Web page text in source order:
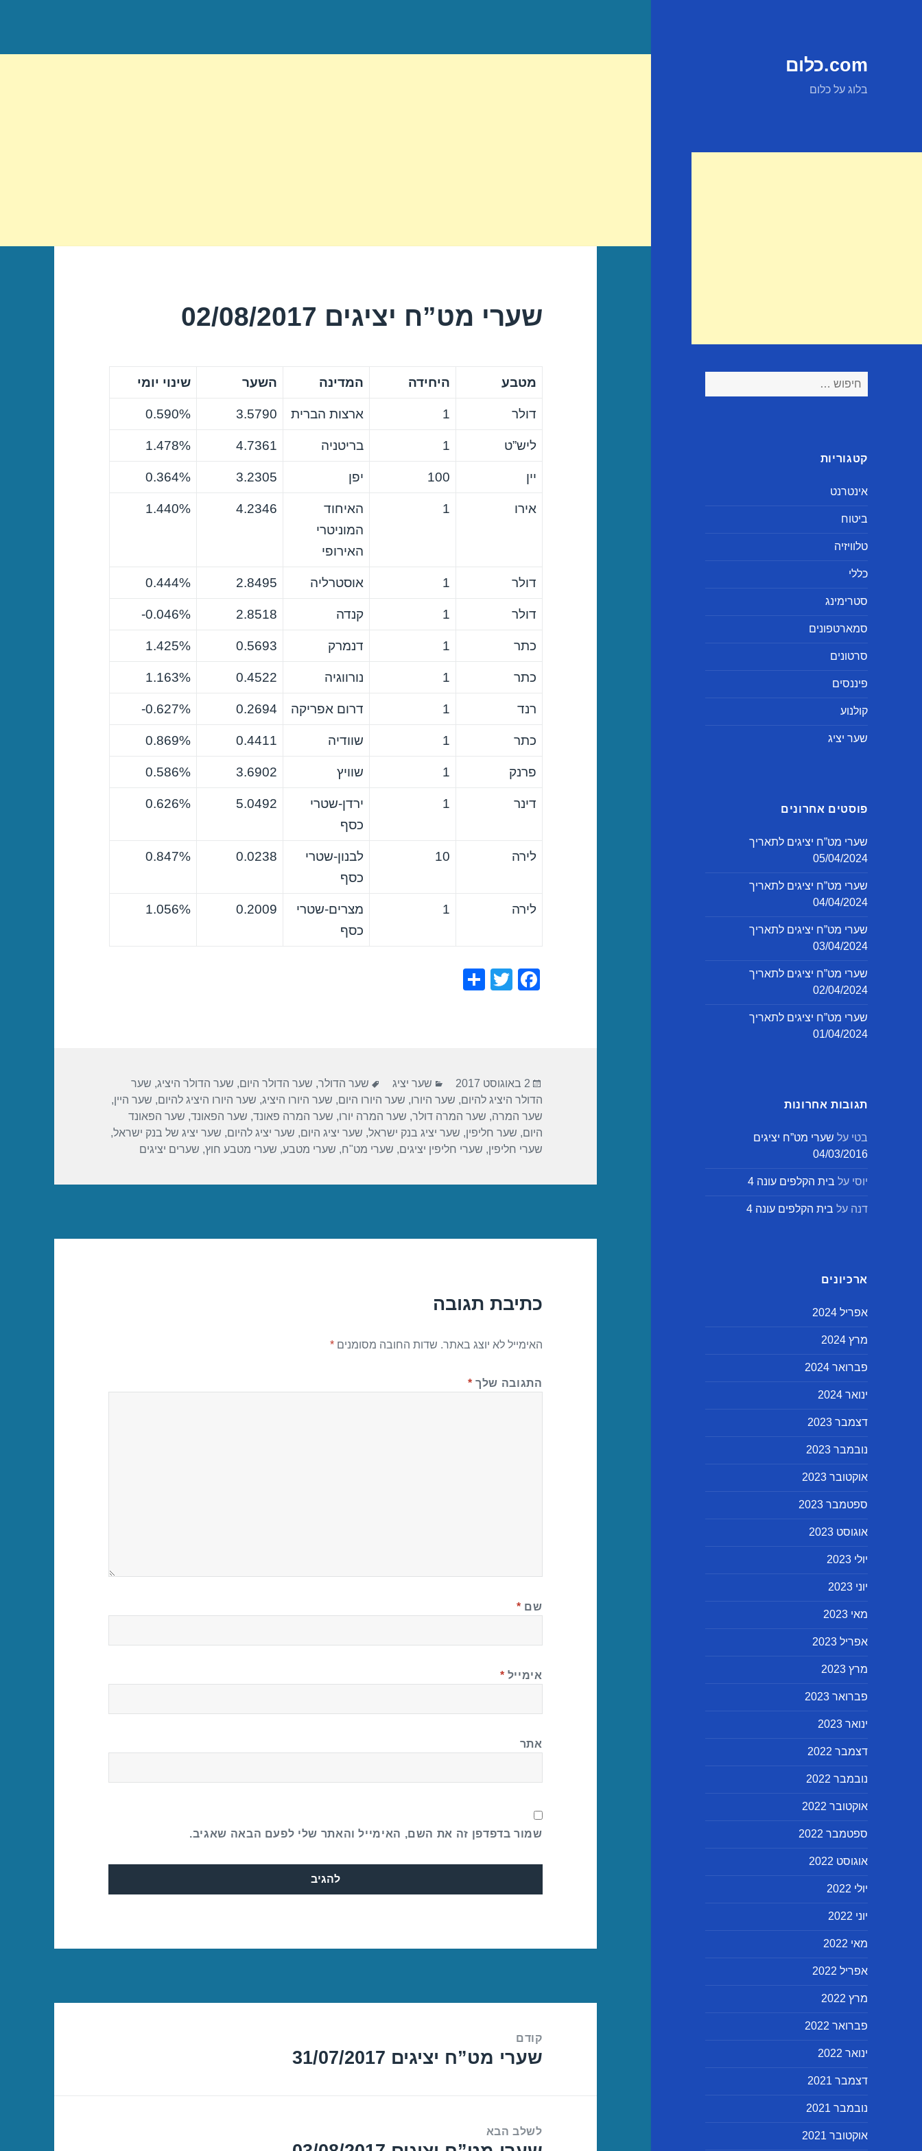
com.כלום
בלוג על כלום
חיפוש:
קטגוריות
אינטרנט
ביטוח
טלוויזיה
כללי
סטרימינג
סמארטפונים
סרטונים
פיננסים
קולנוע
שער יציג
פוסטים אחרונים
שערי מט”ח יציגים לתאריך
05/04/2024
שערי מט”ח יציגים לתאריך
04/04/2024
שערי מט”ח יציגים לתאריך
03/04/2024
שערי מט”ח יציגים לתאריך
02/04/2024
שערי מט”ח יציגים לתאריך
01/04/2024
תגובות אחרונות
בטי על שערי מט”ח יציגים
04/03/2016
יוסי על בית הקלפים עונה 4
דנה על בית הקלפים עונה 4
ארכיונים
אפריל 2024
מרץ 2024
פברואר 2024
ינואר 2024
דצמבר 2023
נובמבר 2023
אוקטובר 2023
ספטמבר 2023
אוגוסט 2023
יולי 2023
יוני 2023
מאי 2023
אפריל 2023
מרץ 2023
פברואר 2023
ינואר 2023
דצמבר 2022
נובמבר 2022
אוקטובר 2022
ספטמבר 2022
אוגוסט 2022
יולי 2022
יוני 2022
מאי 2022
אפריל 2022
מרץ 2022
פברואר 2022
ינואר 2022
דצמבר 2021
נובמבר 2021
אוקטובר 2021
שערי מט”ח יציגים 02/08/2017
מטבע היחידה המדינה השער שינוי יומי
דולר 1 ארצות הברית 3.5790
0.590%
ליש”ט 1 בריטניה 4.7361
1.478%
יין 100 יפן 3.2305
0.364%
אירו 1
האיחוד
המוניטרי
האירופי
4.2346
1.440%
דולר 1 אוסטרליה 2.8495
0.444%
דולר 1 קנדה 2.8518
0.046%-
כתר 1 דנמרק 0.5693
1.425%
כתר 1 נורווגיה 0.4522
1.163%
רנד 1 דרום אפריקה 0.2694
0.627%-
כתר 1 שוודיה 0.4411
0.869%
פרנק 1 שוויץ 3.6902
0.586%
דינר 1
ירדן-שטרי
כסף
5.0492
0.626%
לירה 10
לבנון-שטרי
כסף
0.0238
0.847%
לירה 1
מצרים-שטרי
כסף
0.2009
1.056%
F
o
o
k
T
פורסם
בתאריך
2 באוגוסט 2017 קטגוריות
שער יציג תגיות
שער הדולר, שער הדולר היום, שער הדולר היציג, שער
הדולר היציג להיום, שער היורו, שער היורו היום, שער היורו היציג, שער היורו היציג להיום, שער היין,
שער המרה, שער המרה דולר, שער המרה יורו, שער המרה פאונד, שער הפאונד, שער הפאונד
היום, שער חליפין, שער יציג בנק ישראל, שער יציג היום, שער יציג להיום, שער יציג של בנק ישראל,
שערי חליפין, שערי חליפין יציגים, שערי מט"ח, שערי מטבע, שערי מטבע חוץ, שערים יציגים
כתיבת תגובה
האימייל לא יוצג באתר. שדות החובה מסומנים*
התגובה שלך *
שם *
אימייל *
אתר
שמור בדפדפן זה את השם, האימייל והאתר שלי לפעם הבאה שאגיב.
קודם
הפוסט
שערי מט”ח יציגים 31/07/2017
לשלב הבא